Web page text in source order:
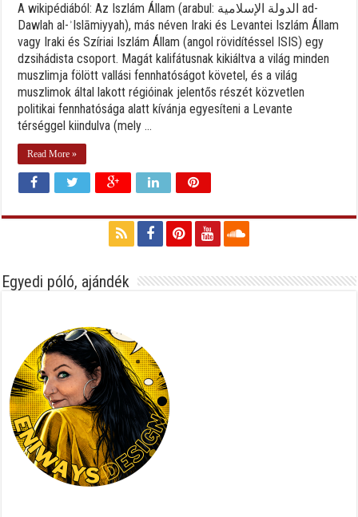
A wikipédiából: Az Iszlám Állam (arabul: الدولة الإسلامية ad-
Dawlah al-ʾIslāmiyyah), más néven Iraki és Levantei Iszlám Állam
vagy Iraki és Szíriai Iszlám Állam (angol rövidítéssel ISIS) egy
dzsihádista csoport. Magát kalifátusnak kikiáltva a világ minden
muszlimja fölött vallási fennhatóságot követel, és a világ
muszlimok által lakott régióinak jelentős részét közvetlen
politikai fennhatósága alatt kívánja egyesíteni a Levante
térséggel kiindulva (mely ...
Read More »
Egyedi póló, ajándék